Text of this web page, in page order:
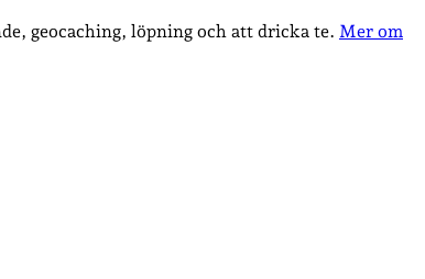
geocaching, löpning och att dricka te. Mer om